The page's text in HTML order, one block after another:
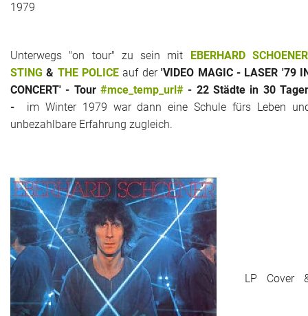
1979
Unterwegs "on tour" zu sein mit EBERHARD SCHOENER
STING & THE POLICE auf der'VIDEO MAGIC - LASER '79
CONCERT' - Tour #mce_temp_url# - 22 Städte in 30
-
im Winter 1979 war dann eine Schule fürs Leben
unbezahlbare Erfahrung zugleich.
LP Cover